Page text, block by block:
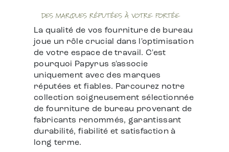
DES MARQUES RÉPUTÉES À VOTRE PORTÉE
La qualité de vos fourniture de bureau
joue un rôle crucial dans l'optimisation
de votre espace de travail. C'est
pourquoi Papyrus s'associe
uniquement avec des marques
réputées et fiables. Parcourez notre
collection soigneusement sélectionnée
de fourniture de bureau provenant de
fabricants renommés, garantissant
durabilité, fiabilité et satisfaction à
long terme.